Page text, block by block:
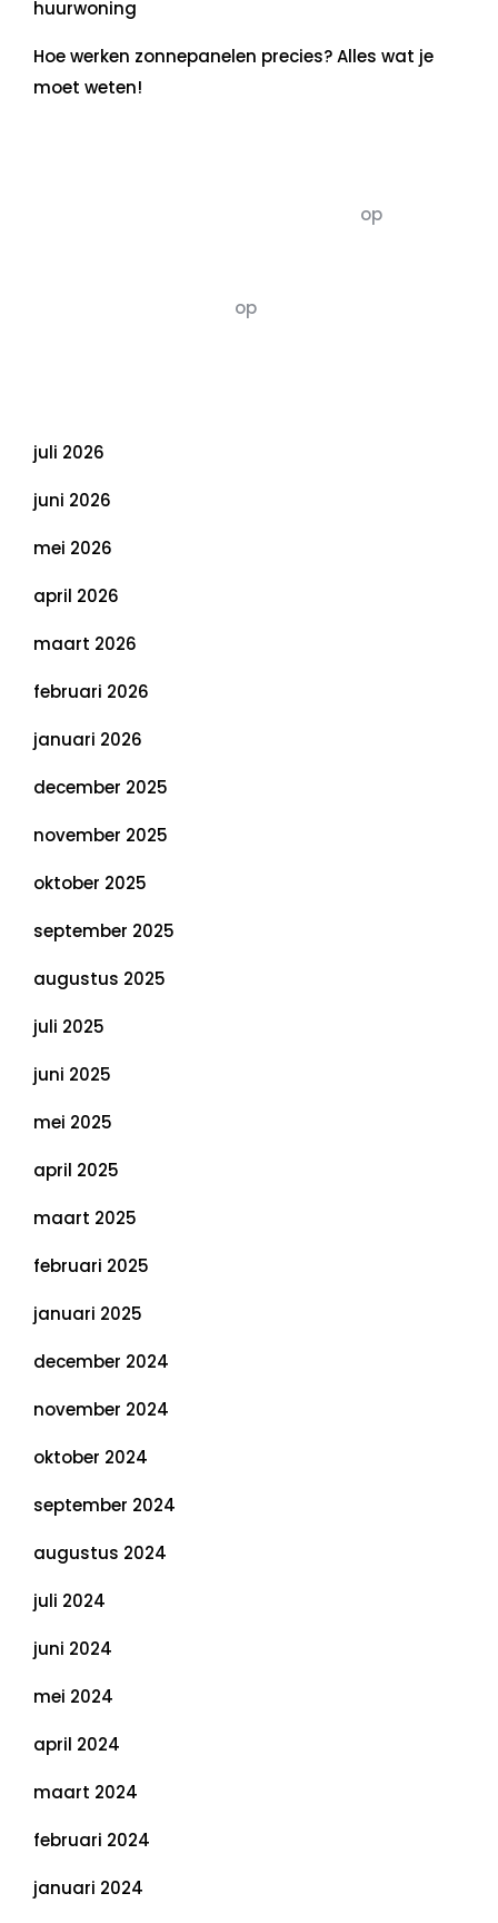
huurwoning
Hoe werken zonnepanelen precies? Alles wat je
moet weten!
op
op
juli 2026
juni 2026
mei 2026
april 2026
maart 2026
februari 2026
januari 2026
december 2025
november 2025
oktober 2025
september 2025
augustus 2025
juli 2025
juni 2025
mei 2025
april 2025
maart 2025
februari 2025
januari 2025
december 2024
november 2024
oktober 2024
september 2024
augustus 2024
juli 2024
juni 2024
mei 2024
april 2024
maart 2024
februari 2024
januari 2024